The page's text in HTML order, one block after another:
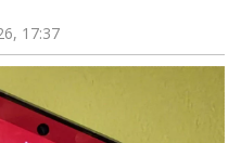
17:37